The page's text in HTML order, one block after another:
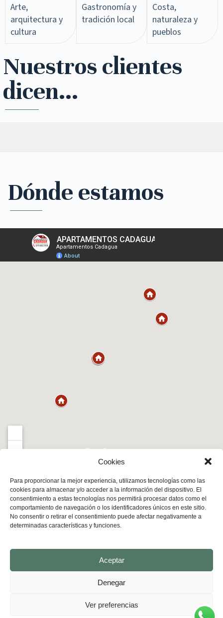
Cookies
Para proporcionar la mejor experiencia, utilizamos tecnologías como las
cookies para almacenar y/o acceder a la información del dispositivo. El
consentimiento a estas tecnologías nos permitirá procesar datos como el
comportamiento de navegación o los identificadores únicos en este sitio.
No consentir o retirar el consentimiento puede afectar negativamente a
determinadas características y funciones.
Aceptar
Denegar
Ver preferencias
Arte,
arquitectura y
cultura
Gastronomía y
tradición local
Costa,
naturaleza y
pueblos
Nuestros clientes
dicen...
Dónde estamos
Haz clic para activar el mapa
Apartam
entos
Cadagua
Apartame
ntos
el Valle
Contacto
Jon Jareño
Avda. Eladio
Bustamante 18.
Mena
España
+34 675 602
apartamentosc
Informació
n
Apartamentos
Bilbao y